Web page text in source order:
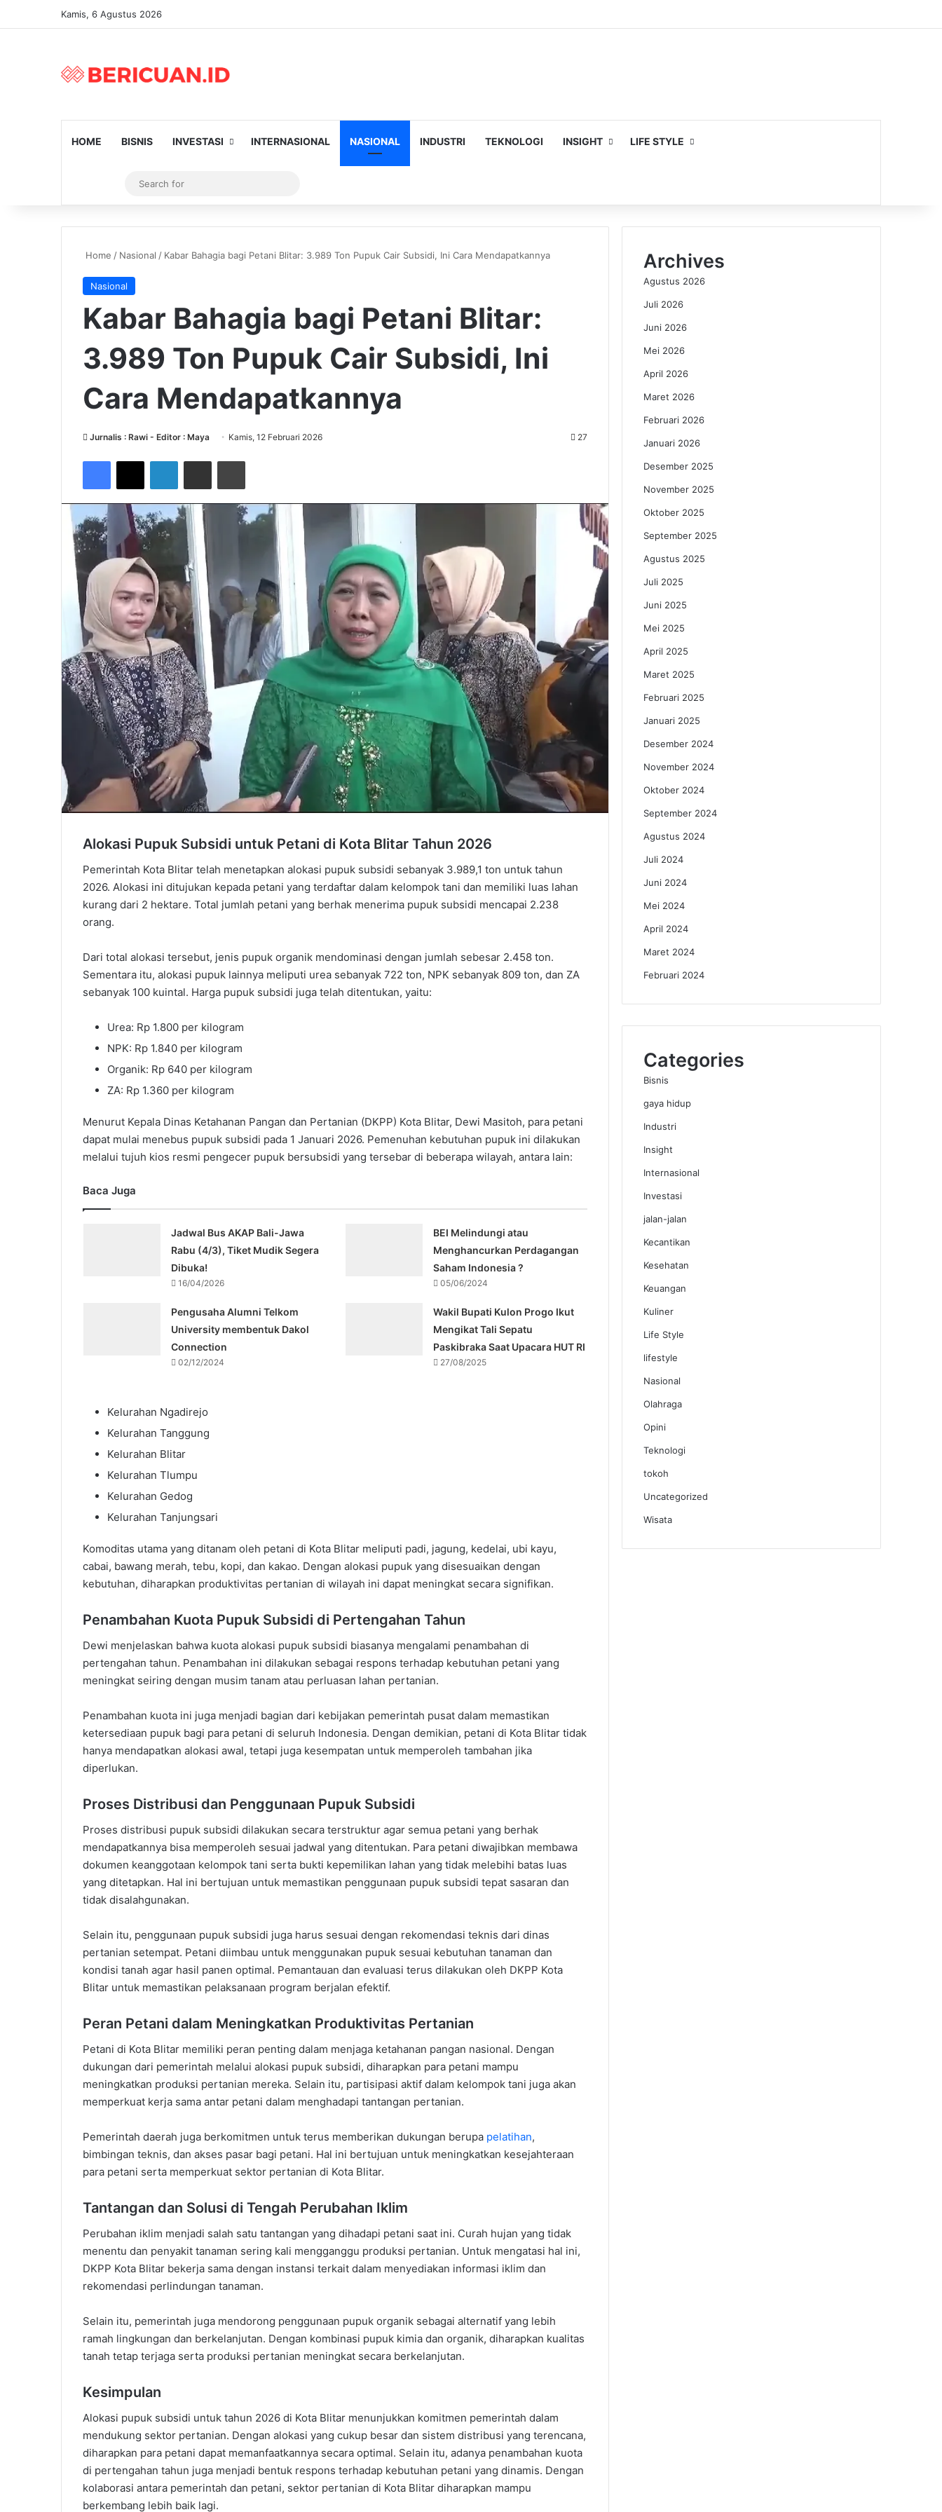
Kamis, 6 Agustus 2026
HOME BISNIS INVESTASI INTERNASIONAL NASIONAL INDUSTRI TEKNOLOGI INSIGHT LIFE STYLE
Artikel Random
Switch skin
for
Home / Nasional / Kabar Bahagia bagi Petani Blitar: 3.989 Ton Pupuk Cair Subsidi, Ini Cara Mendapatkannya
Nasional
Kabar Bahagia bagi Petani Blitar:
3.989 Ton Pupuk Cair Subsidi, Ini
Cara Mendapatkannya
Jurnalis : Rawi - Editor : Maya Kamis, 12 Februari 2026 27
Alokasi Pupuk Subsidi untuk Petani di Kota Blitar Tahun 2026
Pemerintah Kota Blitar telah menetapkan alokasi pupuk subsidi sebanyak 3.989,1 ton untuk tahun
2026. Alokasi ini ditujukan kepada petani yang terdaftar dalam kelompok tani dan memiliki luas lahan
kurang dari 2 hektare. Total jumlah petani yang berhak menerima pupuk subsidi mencapai 2.238
orang.
Dari total alokasi tersebut, jenis pupuk organik mendominasi dengan jumlah sebesar 2.458 ton.
Sementara itu, alokasi pupuk lainnya meliputi urea sebanyak 722 ton, NPK sebanyak 809 ton, dan ZA
sebanyak 100 kuintal. Harga pupuk subsidi juga telah ditentukan, yaitu:
Urea: Rp 1.800 per kilogram
NPK: Rp 1.840 per kilogram
Organik: Rp 640 per kilogram
ZA: Rp 1.360 per kilogram
Menurut Kepala Dinas Ketahanan Pangan dan Pertanian (DKPP) Kota Blitar, Dewi Masitoh, para petani
dapat mulai menebus pupuk subsidi pada 1 Januari 2026. Pemenuhan kebutuhan pupuk ini dilakukan
melalui tujuh kios resmi pengecer pupuk bersubsidi yang tersebar di beberapa wilayah, antara lain:
Baca Juga
Jadwal Bus AKAP Bali-Jawa
Rabu (4/3), Tiket Mudik Segera
Dibuka!
16/04/2026
BEI Melindungi atau
Menghancurkan Perdagangan
Saham Indonesia ?
05/06/2024
Pengusaha Alumni Telkom
University membentuk Dakol
Connection
02/12/2024
Wakil Bupati Kulon Progo Ikut
Mengikat Tali Sepatu
Paskibraka Saat Upacara HUT RI
27/08/2025
Kelurahan Ngadirejo
Kelurahan Tanggung
Kelurahan Blitar
Kelurahan Tlumpu
Kelurahan Gedog
Kelurahan Tanjungsari
Komoditas utama yang ditanam oleh petani di Kota Blitar meliputi padi, jagung, kedelai, ubi kayu,
cabai, bawang merah, tebu, kopi, dan kakao. Dengan alokasi pupuk yang disesuaikan dengan
kebutuhan, diharapkan produktivitas pertanian di wilayah ini dapat meningkat secara signifikan.
Penambahan Kuota Pupuk Subsidi di Pertengahan Tahun
Dewi menjelaskan bahwa kuota alokasi pupuk subsidi biasanya mengalami penambahan di
pertengahan tahun. Penambahan ini dilakukan sebagai respons terhadap kebutuhan petani yang
meningkat seiring dengan musim tanam atau perluasan lahan pertanian.
Penambahan kuota ini juga menjadi bagian dari kebijakan pemerintah pusat dalam memastikan
ketersediaan pupuk bagi para petani di seluruh Indonesia. Dengan demikian, petani di Kota Blitar tidak
hanya mendapatkan alokasi awal, tetapi juga kesempatan untuk memperoleh tambahan jika
diperlukan.
Proses Distribusi dan Penggunaan Pupuk Subsidi
Proses distribusi pupuk subsidi dilakukan secara terstruktur agar semua petani yang berhak
mendapatkannya bisa memperoleh sesuai jadwal yang ditentukan. Para petani diwajibkan membawa
dokumen keanggotaan kelompok tani serta bukti kepemilikan lahan yang tidak melebihi batas luas
yang ditetapkan. Hal ini bertujuan untuk memastikan penggunaan pupuk subsidi tepat sasaran dan
tidak disalahgunakan.
Selain itu, penggunaan pupuk subsidi juga harus sesuai dengan rekomendasi teknis dari dinas
pertanian setempat. Petani diimbau untuk menggunakan pupuk sesuai kebutuhan tanaman dan
kondisi tanah agar hasil panen optimal. Pemantauan dan evaluasi terus dilakukan oleh DKPP Kota
Blitar untuk memastikan pelaksanaan program berjalan efektif.
Peran Petani dalam Meningkatkan Produktivitas Pertanian
Petani di Kota Blitar memiliki peran penting dalam menjaga ketahanan pangan nasional. Dengan
dukungan dari pemerintah melalui alokasi pupuk subsidi, diharapkan para petani mampu
meningkatkan produksi pertanian mereka. Selain itu, partisipasi aktif dalam kelompok tani juga akan
memperkuat kerja sama antar petani dalam menghadapi tantangan pertanian.
Pemerintah daerah juga berkomitmen untuk terus memberikan dukungan berupa pelatihan,
bimbingan teknis, dan akses pasar bagi petani. Hal ini bertujuan untuk meningkatkan kesejahteraan
para petani serta memperkuat sektor pertanian di Kota Blitar.
Tantangan dan Solusi di Tengah Perubahan Iklim
Perubahan iklim menjadi salah satu tantangan yang dihadapi petani saat ini. Curah hujan yang tidak
menentu dan penyakit tanaman sering kali mengganggu produksi pertanian. Untuk mengatasi hal ini,
DKPP Kota Blitar bekerja sama dengan instansi terkait dalam menyediakan informasi iklim dan
rekomendasi perlindungan tanaman.
Selain itu, pemerintah juga mendorong penggunaan pupuk organik sebagai alternatif yang lebih
ramah lingkungan dan berkelanjutan. Dengan kombinasi pupuk kimia dan organik, diharapkan kualitas
tanah tetap terjaga serta produksi pertanian meningkat secara berkelanjutan.
Kesimpulan
Alokasi pupuk subsidi untuk tahun 2026 di Kota Blitar menunjukkan komitmen pemerintah dalam
mendukung sektor pertanian. Dengan alokasi yang cukup besar dan sistem distribusi yang terencana,
diharapkan para petani dapat memanfaatkannya secara optimal. Selain itu, adanya penambahan kuota
di pertengahan tahun juga menjadi bentuk respons terhadap kebutuhan petani yang dinamis. Dengan
kolaborasi antara pemerintah dan petani, sektor pertanian di Kota Blitar diharapkan mampu
berkembang lebih baik lagi.
Archives
Agustus 2026
Juli 2026
Juni 2026
Mei 2026
April 2026
Maret 2026
Februari 2026
Januari 2026
Desember 2025
November 2025
Oktober 2025
September 2025
Agustus 2025
Juli 2025
Juni 2025
Mei 2025
April 2025
Maret 2025
Februari 2025
Januari 2025
Desember 2024
November 2024
Oktober 2024
September 2024
Agustus 2024
Juli 2024
Juni 2024
Mei 2024
April 2024
Maret 2024
Februari 2024
Categories
Bisnis
gaya hidup
Industri
Insight
Internasional
Investasi
jalan-jalan
Kecantikan
Kesehatan
Keuangan
Kuliner
Life Style
lifestyle
Nasional
Olahraga
Opini
Teknologi
tokoh
Uncategorized
Wisata